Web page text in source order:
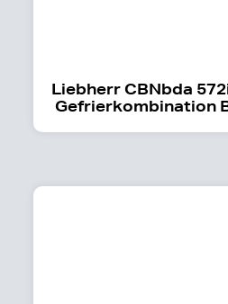
Liebherr CBNbda
Gefrierkombination